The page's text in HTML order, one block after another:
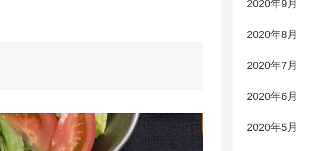
2020年9月
2020年8月
2020年7月
2020年6月
2020年5月